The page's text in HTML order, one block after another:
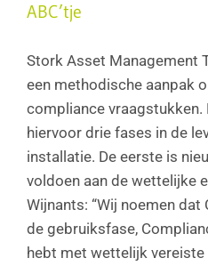
ABC’tje
Stork Asset Management
een methodische aanpak
compliance
hiervoor drie fases in de
installatie. De eerste is
voldoen aan de wettelijke
Wijnants: “Wij noemen
de gebruiksfase,
hebt met wettelijk vereiste